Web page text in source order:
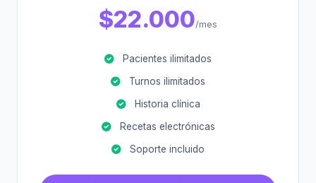
$22.000/mes
Pacientes ilimitados
Turnos ilimitados
Historia clínica
Recetas electrónicas
Soporte incluido